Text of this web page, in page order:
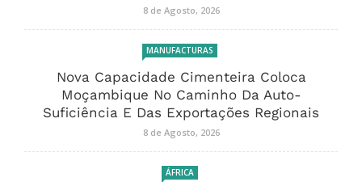
8 de Agosto, 2026
MANUFACTURAS
Nova Capacidade Cimenteira Coloca
Moçambique No Caminho Da Auto-
Suficiência E Das Exportações Regionais
8 de Agosto, 2026
ÁFRICA